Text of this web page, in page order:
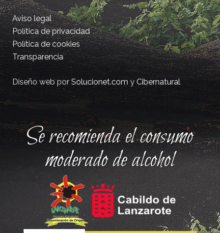
Aviso legal
Política de privacidad
Política de cookies
Transparencia
Diseño web porSolucionet.comyCibernatural
Se recomienda el consumo
moderado de alcohol